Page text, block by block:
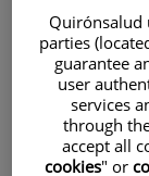
Quirónsalud
parties
guarantee
user
services
through
accept all
cookies" or